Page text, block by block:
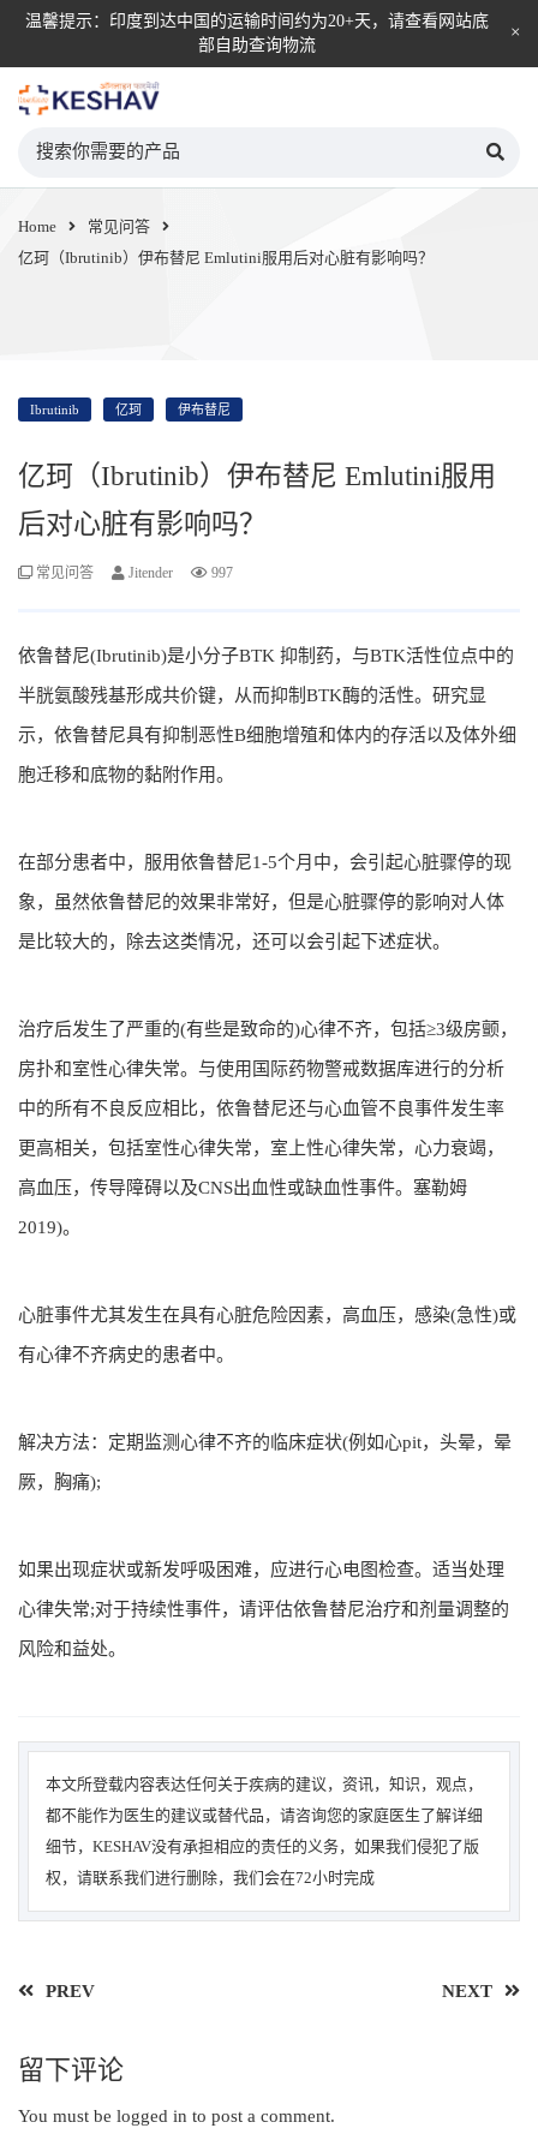
温馨提示：印度到达中国的运输时间约为20+天，请查看网站底
部自助查询物流
Home
常见问答
亿珂（Ibrutinib）伊布替尼 Emlutini服用后对心脏有影响吗？
Ibrutinib 亿珂 伊布替尼
亿珂（Ibrutinib）伊布替尼 Emlutini服用
后对心脏有影响吗？
常见问答 Jitender 997
依鲁替尼(Ibrutinib)是小分子BTK 抑制药，与BTK活性位点中的
半胱氨酸残基形成共价键，从而抑制BTK酶的活性。研究显
示，依鲁替尼具有抑制恶性B细胞增殖和体内的存活以及体外细
胞迁移和底物的黏附作用。
在部分患者中，服用依鲁替尼1-5个月中，会引起心脏骤停的现
象，虽然依鲁替尼的效果非常好，但是心脏骤停的影响对人体
是比较大的，除去这类情况，还可以会引起下述症状。
治疗后发生了严重的(有些是致命的)心律不齐，包括≥3级房颤，
房扑和室性心律失常。与使用国际药物警戒数据库进行的分析
中的所有不良反应相比，依鲁替尼还与心血管不良事件发生率
更高相关，包括室性心律失常，室上性心律失常，心力衰竭，
高血压，传导障碍以及CNS出血性或缺血性事件。塞勒姆
2019)。
心脏事件尤其发生在具有心脏危险因素，高血压，感染(急性)或
有心律不齐病史的患者中。
解决方法：定期监测心律不齐的临床症状(例如心pit，头晕，晕
厥，胸痛);
如果出现症状或新发呼吸困难，应进行心电图检查。适当处理
心律失常;对于持续性事件，请评估依鲁替尼治疗和剂量调整的
风险和益处。
本文所登载内容表达任何关于疾病的建议，资讯，知识，观点，
都不能作为医生的建议或替代品，请咨询您的家庭医生了解详细
细节，KESHAV没有承担相应的责任的义务，如果我们侵犯了版
权，请联系我们进行删除，我们会在72小时完成
PREV NEXT
留下评论
You must be logged in to post a comment.